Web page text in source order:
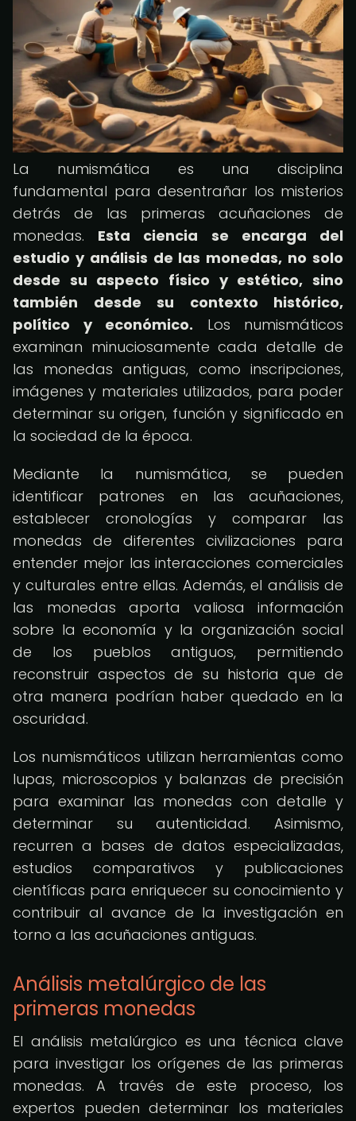
La numismática es una disciplina
fundamental para desentrañar los misterios
detrás de las primeras acuñaciones de
monedas. Esta ciencia se encarga del
estudio y análisis de las monedas, no solo
desde su aspecto físico y estético, sino
también desde su contexto histórico,
político y económico. Los numismáticos
examinan minuciosamente cada detalle de
las monedas antiguas, como inscripciones,
imágenes y materiales utilizados, para poder
determinar su origen, función y significado en
la sociedad de la época.
Mediante la numismática, se pueden
identificar patrones en las acuñaciones,
establecer cronologías y comparar las
monedas de diferentes civilizaciones para
entender mejor las interacciones comerciales
y culturales entre ellas. Además, el análisis de
las monedas aporta valiosa información
sobre la economía y la organización social
de los pueblos antiguos, permitiendo
reconstruir aspectos de su historia que de
otra manera podrían haber quedado en la
oscuridad.
Los numismáticos utilizan herramientas como
lupas, microscopios y balanzas de precisión
para examinar las monedas con detalle y
determinar su autenticidad. Asimismo,
recurren a bases de datos especializadas,
estudios comparativos y publicaciones
científicas para enriquecer su conocimiento y
contribuir al avance de la investigación en
torno a las acuñaciones antiguas.
Análisis metalúrgico de las
primeras monedas
El análisis metalúrgico es una técnica clave
para investigar los orígenes de las primeras
monedas. A través de este proceso, los
expertos pueden determinar los materiales